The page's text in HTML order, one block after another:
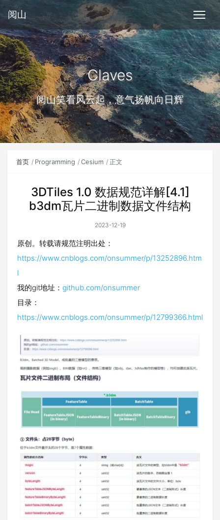
阅山
Claves
阅山笑看风云起，意气扬帆向日辉
首页 Programming Cesium 正文
3DTiles 1.0 数据规范详解[4.1]
b3dm瓦片二进制数据文件结构
2023-12-19
原创。转载请规范注明出处：
https://www.cnblogs.com/onsummer/p/13252896.htm
l
我的git地址： github.com/onsummer
目录：
https://www.cnblogs.com/onsummer/p/12799366.html